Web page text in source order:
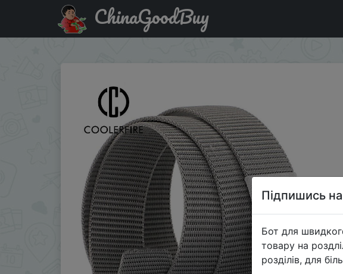
Акція на Belts Men and Women Nylon Webbing Tactical Military Casual
ChinaGoodBuy
Підпишись
Бот для
товару на
розділів, для